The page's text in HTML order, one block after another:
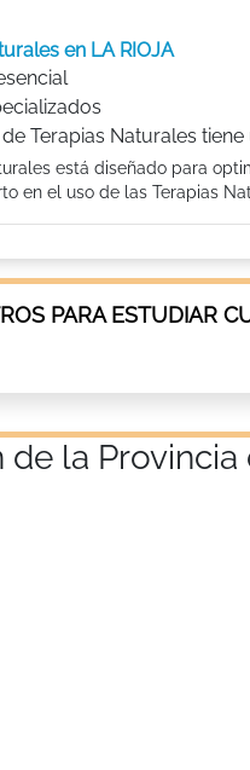
en LA RIOJA
Terapias Naturales
está diseñado para
en el uso de las Terapias
PARA ESTUDIAR
la Provincia